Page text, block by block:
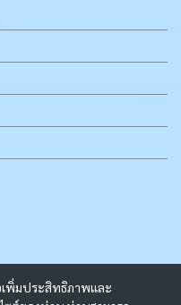
เพิ่มประสิทธิภาพและ